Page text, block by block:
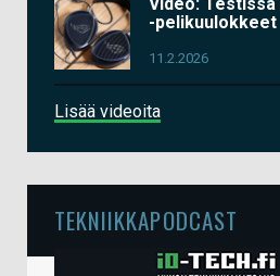
-pelikuulokkeet
11.2.2026
Lisää videoita
TEKNIIKKAPODCAST